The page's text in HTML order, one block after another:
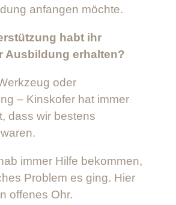
anfangen möchte.
habt ihr
Ausbildung erhalten?
oder
– Kinskofer hat immer
dass wir bestens
immer Hilfe bekommen,
Problem es ging. Hier
offenes Ohr.